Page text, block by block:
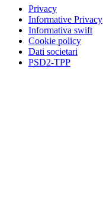
Privacy
Informative Privacy
Informativa swift
Cookie policy
Dati societari
PSD2-TPP